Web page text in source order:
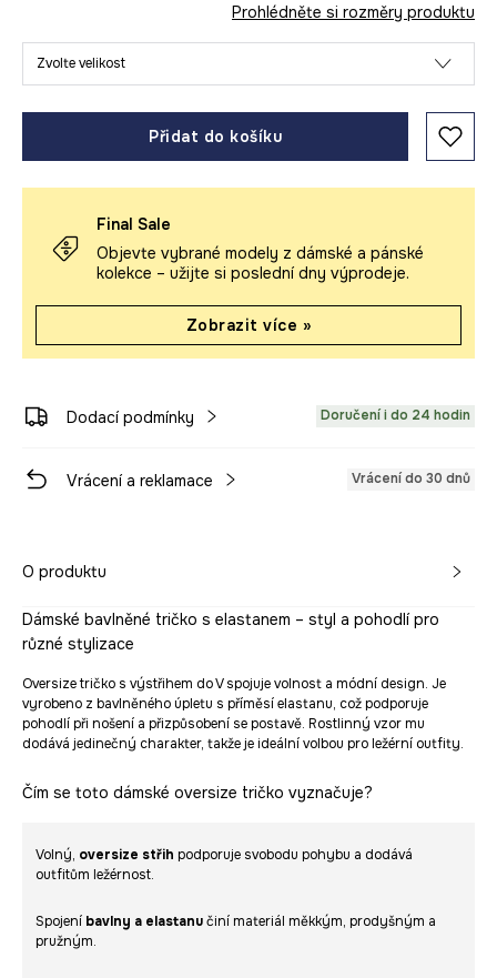
Prohlédněte si rozměry produktu
Zvolte velikost
Přidat do košíku
Final Sale
Objevte vybrané modely z dámské a pánské
kolekce – užijte si poslední dny výprodeje.
Zobrazit více »
Dodací podmínky Doručení i do 24 hodin
Vrácení a reklamace Vrácení do 30 dnů
O produktu
Dámské bavlněné tričko s elastanem – styl a pohodlí pro
různé stylizace
Oversize tričko s výstřihem do V spojuje volnost a módní design. Je
vyrobeno z bavlněného úpletu s příměsí elastanu, což podporuje
pohodlí při nošení a přizpůsobení se postavě. Rostlinný vzor mu
dodává jedinečný charakter, takže je ideální volbou pro ležérní outfity.
Čím se toto dámské oversize tričko vyznačuje?
Volný, oversize střih podporuje svobodu pohybu a dodává
outfitům ležérnost.
Spojení bavlny a elastanučiní materiál měkkým, prodyšným a
pružným.